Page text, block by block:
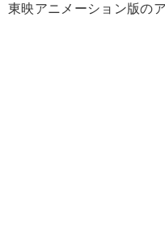
東映アニメーション版の